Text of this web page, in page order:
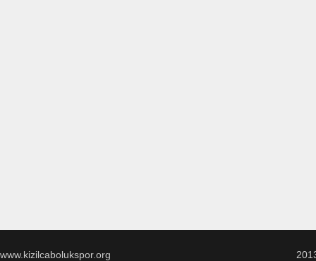
www.kizilcabolukspor.org